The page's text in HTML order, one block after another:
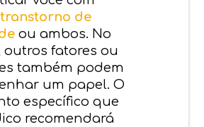
transtorno de
ou ambos. No
outros fatores ou
também podem
um papel. O
específico que
recomendará